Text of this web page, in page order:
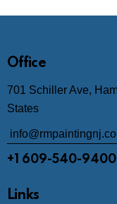
Office
701 Schiller Ave,
States
+1 609-540-9400
Links